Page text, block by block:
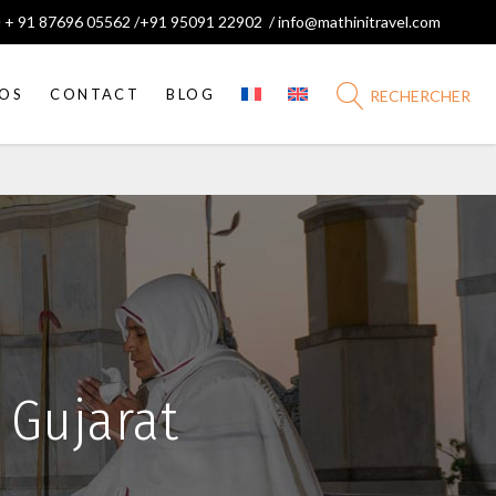
91 87696 05562 /+91 95091 22902 /info@mathinitravel.com
Odisha
Occidental
Tamil Nadu
Kerala
Karnataka
Maharashtra
Andhra Pradesh
Pèlerinages
Séjour en Ashram
CONTACT BLOG RECHERCHER